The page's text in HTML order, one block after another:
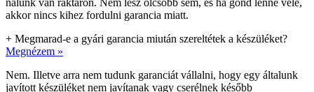
akkor nincs kihez fordulni garancia miatt.
+ Megmarad-e a gyári garancia miután szereltétek a készüléket?
Megnézem »
Nem. Illetve arra nem tudunk garanciát vállalni, hogy egy általunk
javított készüléket nem javítanak vagy cserélnek később